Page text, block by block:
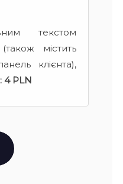
текстом
містить
клієнта),
4 PLN